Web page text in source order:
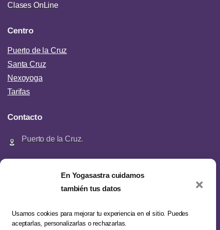
En Yogasastra cuidamos
también tus datos
Usamos cookies para mejorar tu experiencia en el sitio. Puedes
aceptarlas, personalizarlas o rechazarlas.
Clases OnLine
Centro
Puerto de la Cruz
Santa Cruz
Nexoyoga
Tarifas
Contacto
Puerto de la Cruz.